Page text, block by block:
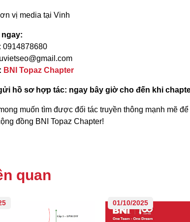
vị media tại Vinh
ngay:
0914878680
BNI Topaz Chapter
hồ sơ hợp tác: ngay bây giờ cho đến khi
muốn tìm được đối tác truyền thông mạnh mẽ
đồng BNI Topaz Chapter!
quan
01/10/2025